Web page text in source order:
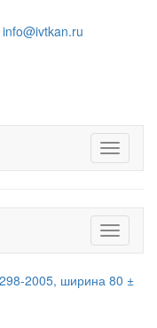
info@ivtkan.ru